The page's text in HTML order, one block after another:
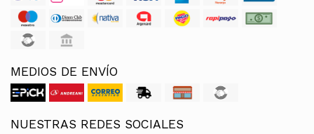
MEDIOS DE ENVÍO
NUESTRAS REDES SOCIALES